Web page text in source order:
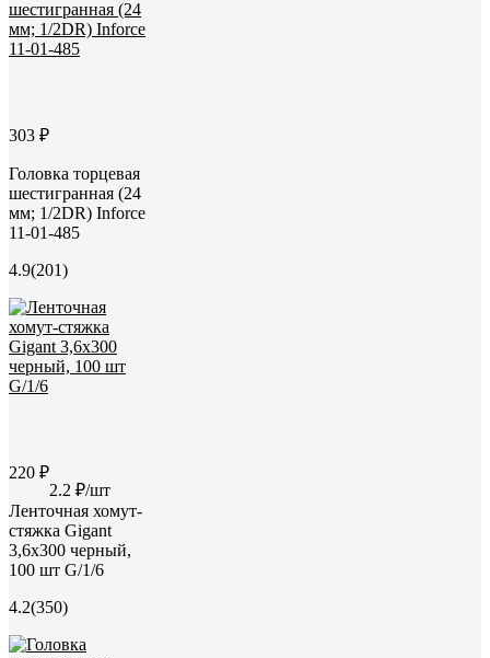
303 ₽
Головка торцевая
шестигранная (24
мм; 1/2DR) Inforce
11-01-485
4.9(201)
220 ₽
2.2 ₽/шт
Ленточная хомут-
стяжка Gigant
3,6х300 черный,
100 шт G/1/6
4.2(350)